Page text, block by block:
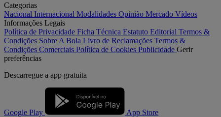
Categorias
Nacional Internacional Modalidades Opinião Mercado Vídeos
Informações Legais
Política de Privacidade Ficha Técnica Estatuto Editorial Termos &
Condições Sobre A Bola Livro de Reclamações Termos &
Condições Comerciais Política de Cookies Publicidade Gerir
preferências
Descarregue a app gratuita
Google Play App Store